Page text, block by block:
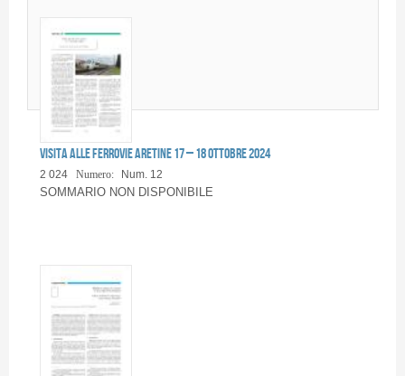
Visita alle Ferrovie Aretine 17 – 18 ottobre 2024
2 024 Numero: Num. 12
SOMMARIO NON DISPONIBILE
Pagine